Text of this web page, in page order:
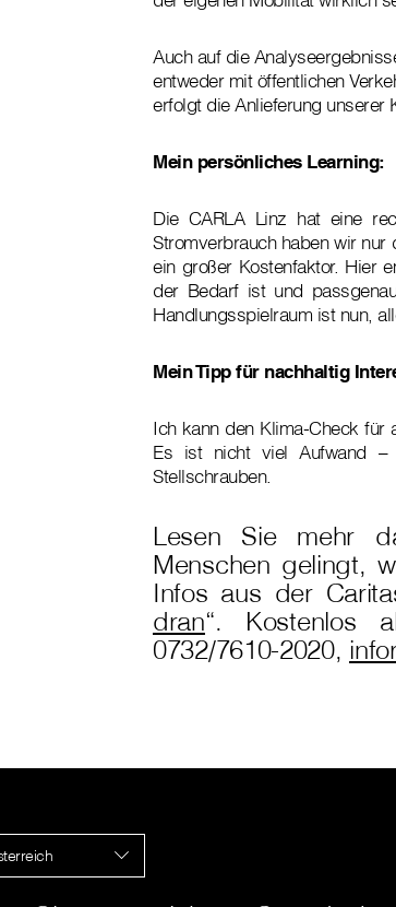
Auch auf die
entweder mit öffentlichen
erfolgt die Anlieferung unserer
Mein persönliches Learning:
Die CARLA Linz hat eine
Stromverbrauch haben wir
ein großer Kostenfaktor. Hier
der Bedarf ist und
Handlungsspielraum ist nun,
Mein Tipp für nachhaltig
Ich kann den Klima-Check für
Es ist nicht viel Aufwand –
Stellschrauben.
Lesen Sie mehr
Menschen gelingt,
Infos aus der
dran“. Kostenlos
0732/7610-2020,